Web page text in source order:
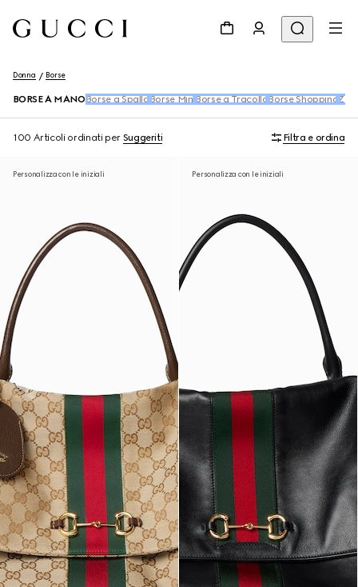
Donna Borse
BORSE A MANO Borse a Spalla Borse Mini Borse a Tracolla Borse Shopping
100 Articoli ordinati per Suggeriti Filtra e ordina
Personalizza con le iniziali Personalizza con le iniziali